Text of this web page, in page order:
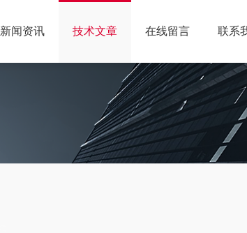
新闻资讯 技术文章 在线留言 联系